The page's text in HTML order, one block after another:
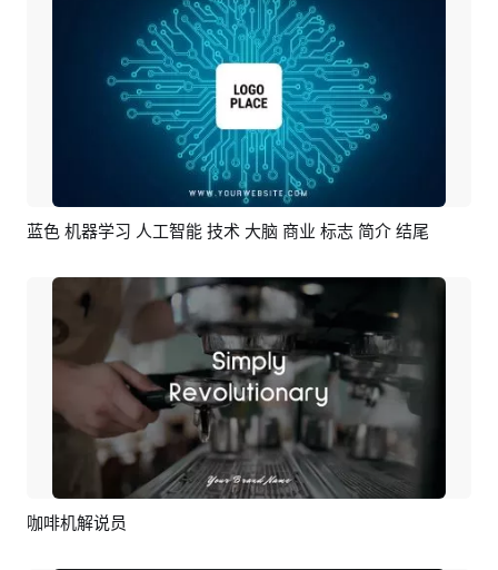
预览 编辑
蓝色 机器学习 人工智能 技术 大脑 商业 标志 简介 结尾
咖啡机解说员